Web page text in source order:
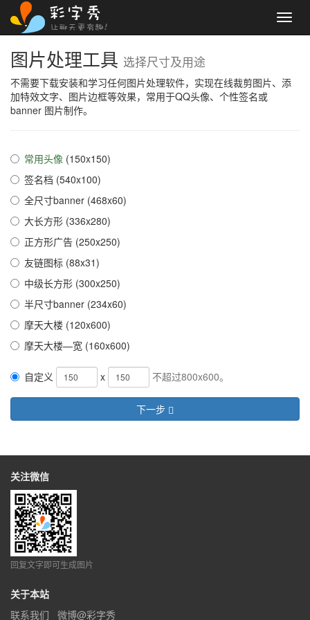
图片处理工具 选择尺寸及用途
不需要下载安装和学习任何图片处理软件，实现在线裁剪图片、添
加特效文字、图片边框等效果，常用于QQ头像、个性签名或
banner 图片制作。
常用头像 (150x150)
签名档 (540x100)
全尺寸banner (468x60)
大长方形 (336x280)
正方形广告 (250x250)
友链图标 (88x31)
中级长方形 (300x250)
半尺寸banner (234x60)
摩天大楼 (120x600)
摩天大楼—宽 (160x600)
自定义 x 不超过800x600。
下一步
关注微信
回复文字即可生成图片
关于本站
联系我们
微博@彩字秀